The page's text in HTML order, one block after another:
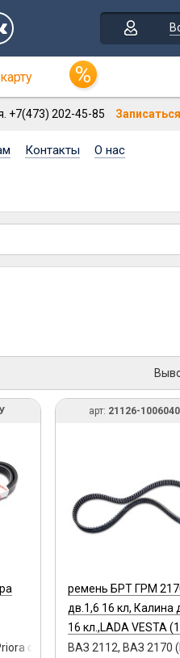
+7(473) 202-45-85
Контакты О нас
седан)
арт: 21126-
ремень БРТ ГРМ
дв.1,6 16 кл, Калина
16 кл.,LADA VESTA
зуб) в инд. упак.
ВАЗ 2112, ВАЗ 2170